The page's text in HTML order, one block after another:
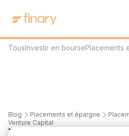
TousInvestir en boursePlacements
Blog Placements et épargne
Venture Capital
11